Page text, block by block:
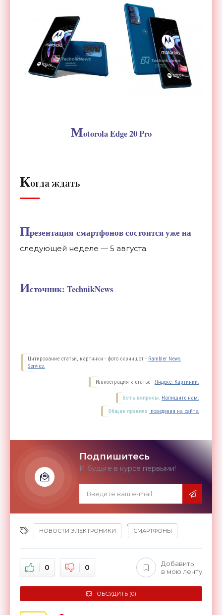
Motorola Edge 20 Pro
Когда ждать
Презентация смартфонов состоится уже на
следующей неделе — 5 августа.
Источник: TechnikNews
Цитирование статьи, картинки - фото скриншот - Rambler News
Service.
Иллюстрация к статье - Яндекс. Картинки.
Есть вопросы. Напишите нам.
Общие правила поведения на сайте.
Подпишитесь
И будьте в курсе первыми!
НОВОСТИ ЭЛЕКТРОНИКИ
,
СМАРТФОНЫ
0 0
Добавить
в мою ленту
ОБСУДИТЬ (0)